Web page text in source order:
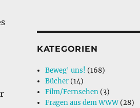
KATEGORIEN
Beweg' uns! (168)
Bücher (14)
Film/Fernsehen (3)
Fragen aus dem WWW(28)